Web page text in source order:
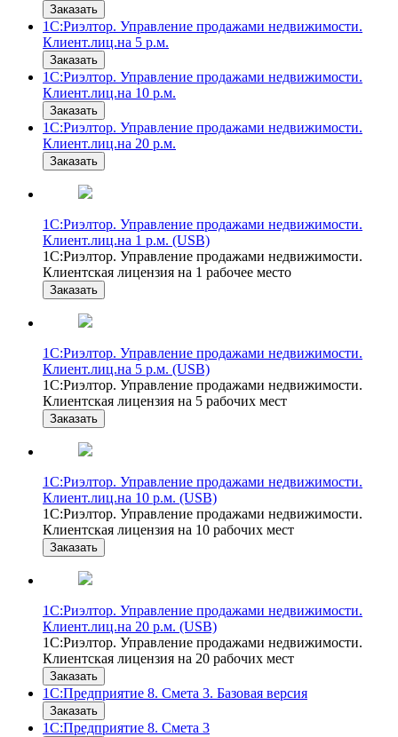
Заказать
1С:Риэлтор. Управление продажами недвижимости.
Клиент.лиц.на 5 р.м.
Заказать
1С:Риэлтор. Управление продажами недвижимости.
Клиент.лиц.на 10 р.м.
Заказать
1С:Риэлтор. Управление продажами недвижимости.
Клиент.лиц.на 20 р.м.
Заказать
1С:Риэлтор. Управление продажами недвижимости.
Клиент.лиц.на 1 р.м. (USB)
1С:Риэлтор. Управление продажами недвижимости.
Клиентская лицензия на 1 рабочее место
Заказать
1С:Риэлтор. Управление продажами недвижимости.
Клиент.лиц.на 5 р.м. (USB)
1С:Риэлтор. Управление продажами недвижимости.
Клиентская лицензия на 5 рабочих мест
Заказать
1С:Риэлтор. Управление продажами недвижимости.
Клиент.лиц.на 10 р.м. (USB)
1С:Риэлтор. Управление продажами недвижимости.
Клиентская лицензия на 10 рабочих мест
Заказать
1С:Риэлтор. Управление продажами недвижимости.
Клиент.лиц.на 20 р.м. (USB)
1С:Риэлтор. Управление продажами недвижимости.
Клиентская лицензия на 20 рабочих мест
Заказать
1С:Предприятие 8. Смета 3. Базовая версия
Заказать
1С:Предприятие 8. Смета 3